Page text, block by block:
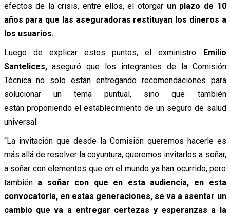
efectos de la crisis, entre ellos, el otorgarun plazo de 10
años para que las aseguradoras restituyan los dineros a
los usuarios.
Luego de explicar estos puntos, el exministro Emilio
Santelices,aseguró que los integrantes de la Comisión
Técnica no solo están entregando recomendaciones para
solucionar un tema puntual, sino que también
están proponiendo el establecimiento de un seguro de salud
universal.
“La invitación que desde la Comisión queremos hacerle es
más allá de resolver la coyuntura, queremos invitarlos a soñar,
a soñar con elementos que en el mundo ya han ocurrido, pero
tambiéna soñar con que en esta audiencia, en esta
convocatoria, en estas generaciones, se va a asentar un
cambio que va a entregar certezas y esperanzas a la